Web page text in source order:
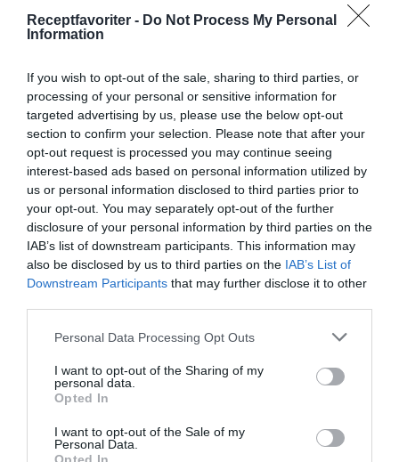
Receptfavoriter - Do Not Process My Personal
Information
If you wish to opt-out of the sale, sharing to third parties, or
processing of your personal or sensitive information for
targeted advertising by us, please use the below opt-out
section to confirm your selection. Please note that after your
opt-out request is processed you may continue seeing
interest-based ads based on personal information utilized by
us or personal information disclosed to third parties prior to
your opt-out. You may separately opt-out of the further
disclosure of your personal information by third parties on the
IAB’s list of downstream participants. This information may
also be disclosed by us to third parties on the IAB’s List of
Downstream Participants that may further disclose it to other
Personal Data Processing Opt Outs
I want to opt-out of the Sharing of my
personal data.
Opted In
I want to opt-out of the Sale of my
Personal Data.
SÅS ETT: Skala och pressa vitlöken. Blanda en
halv klyfta vitlök i en skål.
Tillsätt 2 msk sweet chilisås. Första såsen är
klar.
SÅS TVÅ: Tillsätt en halv klyfta pressad vitlök,
2 msk sweet chilisås, tomatpuré, rökt
paprikapulver samt svartpeppar i en andra skål
och den andra såsen med BBQ-smak är klar.
SÅS TRE: I sista skålen blandar du i finriven
Smaka av såserna med salt.